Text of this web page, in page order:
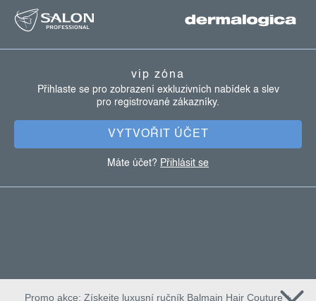
vip zóna
Přihlaste se pro zobrazení exkluzivních nabídek a slev
pro registrované zákazníky.
VYTVOŘIT ÚČET
Máte účet? Přihlásit se
Promo akce: Získejte luxusní ručník Balmain Hair Couture +